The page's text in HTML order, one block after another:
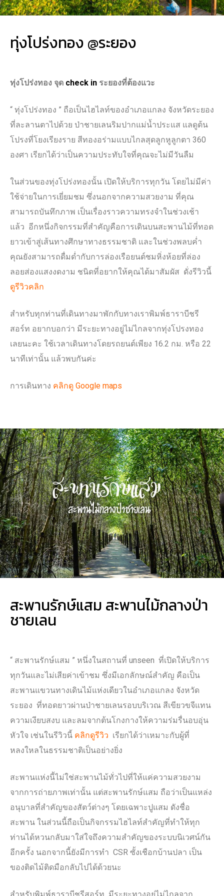
ทุ่งโปร่งทอง @ระยอง
ทุ่งโปร่งทอง จุด check in ระยองที่ต้องแวะ
“ ทุ่งโปร่งทอง ” ถือเป็นไฮไลท์ของอำเภอแกลง จังหวัดระยอง
ที่ละลานตาไปด้วย ป่าชายเลนริมปากแม่น้ำประแส แลดูต้น
โปรงที่โยงเรียงราย สีทองอร่ามแบบไกลสุดลูกหูลูกตา 360
องศา เรียกได้ว่าเป็นความประทับใจที่คุณจะไม่มีวันลืม
ในส่วนของทุ่งโปร่งทองนั้น เปิดให้บริการทุกวัน โดยไม่มีค่า
ใช้จ่ายในการเยี่ยมชม ซึ่งนอกจากความสวยงาม ที่คุณ
สามารถบันทึกภาพ เป็นเรื่องราวความทรงจำในช่วงเช้า
แล้ว อีกหนึ่งกิจกรรมที่สำคัญคือการเดินบนสะพานไม้ที่ทอด
ยาวเข้าสู่เส้นทางศึกษาทางธรรมชาติ และในช่วงพลบค่ำ
คุณยังสามารถดื่มด่ำกับการล่องเรือยนต์ชมหิ่งห้อยที่ล่อง
ลอยส่องแสงงดงาม ชนิดที่อยากให้คุณได้มาสัมผัส ดั่งรีวิวนี้
ดูรีวิวคลิก
สำหรับทุกท่านที่เดินทางมาพักกับทางเราพิมพ์ธาราบีชรี
สอร์ท อยากบอกว่า มีระยะทางอยู่ไม่ไกลจากทุ่งโปรงทอง
เลยนะคะ ใช้เวลาเดินทางโดยรถยนต์เพียง 16.2 กม. หรือ 22
นาทีเท่านั้น แล้วพบกันค่ะ
การเดินทาง คลิกดู Google maps
สะพานรักษ์แสม สะพานไม้กลางป่า
ชายเลน
“ สะพานรักษ์แสม ” หนึ่งในสถานที่ unseen ที่เปิดให้บริการ
ทุกวันและไม่เสียค่าเข้าชม ซึ่งมีเอกลักษณ์สำคัญ คือเป็น
สะพานแขวนทางเดินไม้แห่งเดียวในอำเภอแกลง จังหวัด
ระยอง ที่ทอดยาวผ่านป่าชายเลนรอบบริเวณ สีเขียวขจีแทน
ความเงียบสงบ และลมจากต้นโกงกางให้ความร่มรื่นอบอุ่น
หัวใจ เช่นในรีวิวนี้ คลิกดูรีวิว เรียกได้ว่าเหมาะกับผู้ที่
หลงใหลในธรรมชาติเป็นอย่างยิ่ง
สะพานแห่งนี้ไม่ใช่สะพานไม้ทั่วไปที่ให้แค่ความสวยงาม
จากการถ่ายภาพเท่านั้น แต่สะพานรักษ์แสม ถือว่าเป็นแหล่ง
อนุบาลที่สำคัญของสัตว์ต่างๆ โดยเฉพาะปูแสม ดังชื่อ
สะพาน ในส่วนนี้ถือเป็นกิจกรรมไฮไลท์สำคัญที่ทำให้ทุก
ท่านได้หวนกลับมาใส่ใจถึงความสำคัญของระบบนิเวศน์กัน
อีกครั้ง นอกจากนี้ยังมีการทำ CSR ซั้งเชือกบ้านปลา เป็น
ของติดไม้ติดมือกลับไปได้ด้วยนะ